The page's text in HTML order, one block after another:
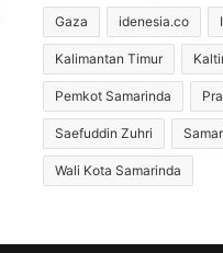
Gaza idenesia.co
Kalimantan Timur
Pemkot Samarinda
Saefuddin Zuhri
Wali Kota Samarinda